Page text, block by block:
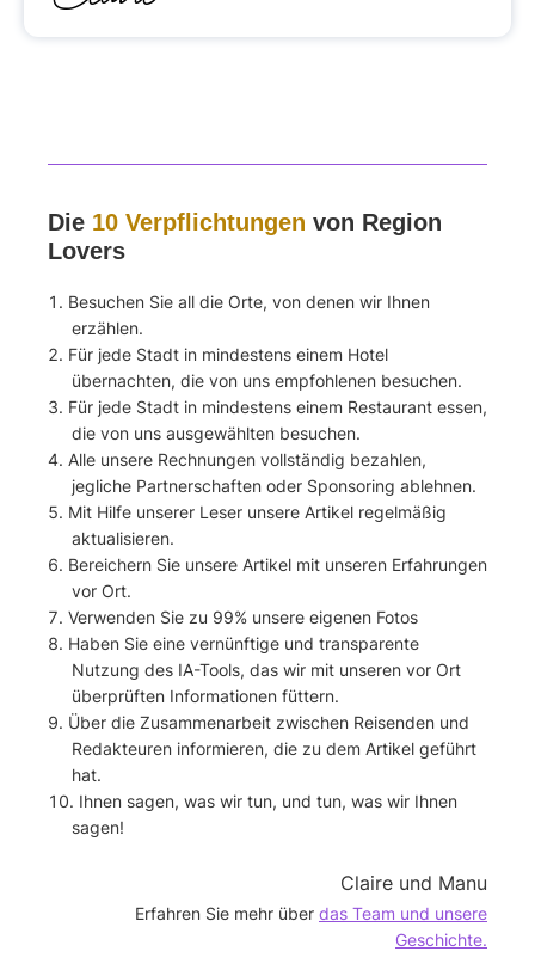
Die 10 Verpflichtungen von Region
Lovers
Besuchen Sie all die Orte, von denen wir Ihnen
erzählen.
Für jede Stadt in mindestens einem Hotel
übernachten, die von uns empfohlenen besuchen.
Für jede Stadt in mindestens einem Restaurant essen,
die von uns ausgewählten besuchen.
Alle unsere Rechnungen vollständig bezahlen,
jegliche Partnerschaften oder Sponsoring ablehnen.
Mit Hilfe unserer Leser unsere Artikel regelmäßig
aktualisieren.
Bereichern Sie unsere Artikel mit unseren Erfahrungen
vor Ort.
Verwenden Sie zu 99% unsere eigenen Fotos
Haben Sie eine vernünftige und transparente
Nutzung des IA-Tools, das wir mit unseren vor Ort
überprüften Informationen füttern.
Über die Zusammenarbeit zwischen Reisenden und
Redakteuren informieren, die zu dem Artikel geführt
hat.
Ihnen sagen, was wir tun, und tun, was wir Ihnen
sagen!
Claire und Manu
Erfahren Sie mehr über das Team und unsere
Geschichte.